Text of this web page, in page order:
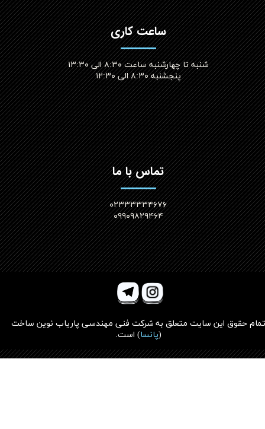
ساعت کاری
شنبه تا چهارشنبه ساعت ۸:۳۰ الی ۱۳:۳۰
پنجشنبه ۸:۳۰ الی ۱۲:۳۰​​​​​​​
تماس با ما
۰۲۳۳۳۳۳۴۶۷۶
۰۹۹۰۹۸۲۹۴۶۴
تمام حقوق این سایت متعلق به شرکت فنی مهندسی پاریاب نوین ساخت
(پانسا) است.